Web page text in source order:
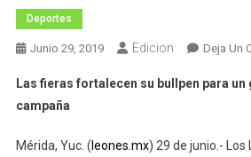
Deportes
Junio 29, 2019 Edicion Deja Un
Las fieras fortalecen su bullpen para
campaña
Mérida, Yuc. ( leones.mx) 29 de junio.- Los